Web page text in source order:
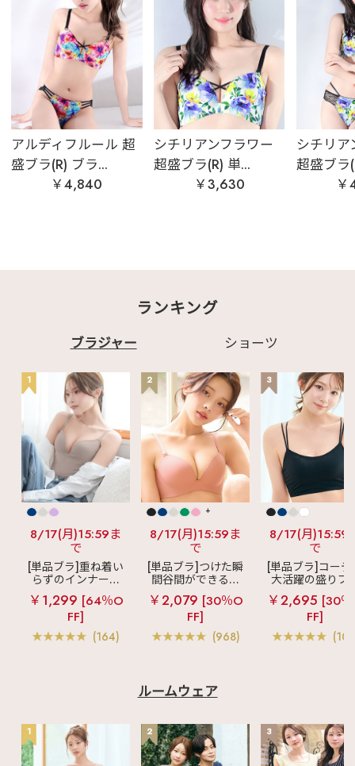
アルディフルール 超
盛ブラ(R) ブラ...
￥4,840
シチリアンフラワー
超盛ブラ(R) 単...
￥3,630
シチリア
超盛ブラ
ランキング
ブラジャー ショーツ
1
8/17(月)15:59ま
で
[単品ブラ]重ね着い
らずのインナーブ
ラ
リッチバスト
ブラトップ (ワイヤ
ー入り)
￥1,299 [64％O
FF]
(164)
2
+
8/17(月)15:59ま
で
[単品ブラ]つけた瞬
間谷間ができるシ
ームレスブラ
超
盛ブラ(R) シームレ
ス 単品ブラジャー
￥2,079 [30％O
FF]
(968)
3
8/17(月)15:59
で
[単品ブラ]コーデ
大活躍の盛りブ
ショートレン
ス ブラトップ 超
ブラ(R) 単品ブ
ャー
￥2,695 [30
FF]
ルームウェア
1 2 3